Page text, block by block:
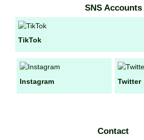
SNS Accounts
TikTok
Instagram Twitter
Contact